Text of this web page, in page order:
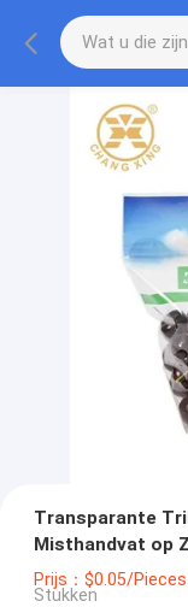
Transparante
Misthandvat op
Fruit Verpakking
Prijs：$0.05/
Stukken